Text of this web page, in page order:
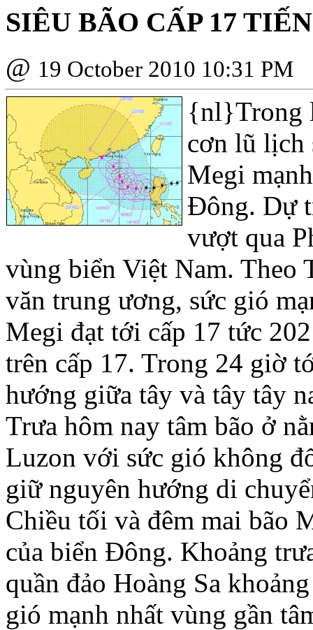
SIÊU BÃO CẤP 17
@ 19 October 2010 10:31 PM
{nl}Trong
cơn lũ lịch
Megi
Ðông. Dự
vượt qua
vùng biển Việt Nam. Theo
văn trung ương, sức gió
Megi đạt tới cấp 17 tức
trên cấp 17. Trong 24 giờ
hướng giữa tây và tây tây
Trưa hôm nay tâm bão ở
Luzon với sức gió không
giữ nguyên hướng di
Chiều tối và đêm mai bão
của biển Ðông. Khoảng
quần đảo Hoàng Sa
gió mạnh nhất vùng gần